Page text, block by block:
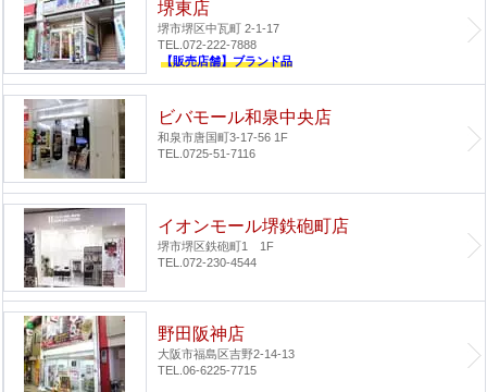
堺東店
堺市堺区中瓦町 2-1-17
TEL.072-222-7888
【販売店舗】ブランド品
ビバモール和泉中央店
和泉市唐国町3-17-56 1F
TEL.0725-51-7116
イオンモール堺鉄砲町店
堺市堺区鉄砲町1 1F
TEL.072-230-4544
野田阪神店
大阪市福島区吉野2-14-13
TEL.06-6225-7715